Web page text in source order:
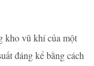
kho vũ khí của một
đáng kể bằng cách